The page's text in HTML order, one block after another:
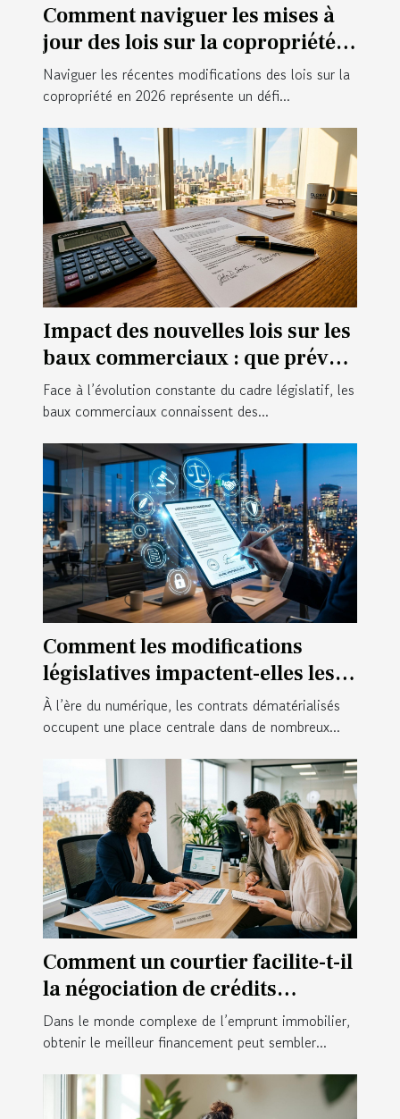
Comment naviguer les mises à
jour des lois sur la copropriété
en 2026 ?
Naviguer les récentes modifications des lois sur la
copropriété en 2026 représente un défi...
Impact des nouvelles lois sur les
baux commerciaux : que prévoir
?
Face à l’évolution constante du cadre législatif, les
baux commerciaux connaissent des...
Comment les modifications
législatives impactent-elles les
contrats numériques ?
À l’ère du numérique, les contrats dématérialisés
occupent une place centrale dans de nombreux...
Comment un courtier facilite-t-il
la négociation de crédits
immobiliers ?
Dans le monde complexe de l’emprunt immobilier,
obtenir le meilleur financement peut sembler...